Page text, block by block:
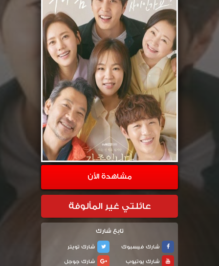
مشاهدة الأن
عائلتي غير المألوفة
تابع شارك
شارك فيسبوك
شارك تويتر
شارك يوتيوب
شارك جوجل